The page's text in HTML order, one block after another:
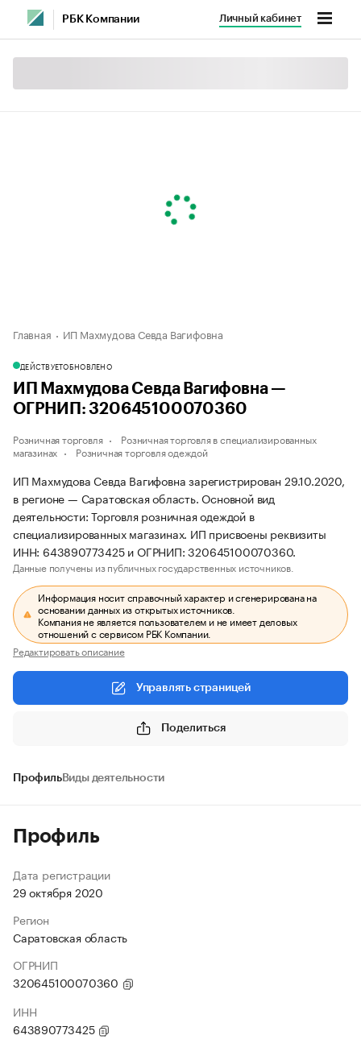
РБК Компании Личный кабинет
Главная ИП Махмудова Севда Вагифовна
ДЕЙСТВУЕТОБНОВЛЕНО
ИП Махмудова Севда Вагифовна —
ОГРНИП: 320645100070360
Розничная торговля
Розничная торговля в специализированных
магазинах
Розничная торговля одеждой
ИП Махмудова Севда Вагифовна зарегистрирован 29.10.2020,
в регионе — Саратовская область. Основной вид
деятельности: Торговля розничная одеждой в
специализированных магазинах. ИП присвоены реквизиты
ИНН: 643890773425 и ОГРНИП: 320645100070360.
Данные получены из публичных государственных источников.
Информация носит справочный характер и сгенерирована на
основании данных из открытых источников.
Компания не является пользователем и не имеет деловых
отношений с сервисом РБК Компании.
Редактировать описание
Управлять страницей
Поделиться
ПрофильВиды деятельности
Профиль
Дата регистрации
29 октября 2020
Регион
Саратовская область
ОГРНИП
320645100070360
ИНН
643890773425